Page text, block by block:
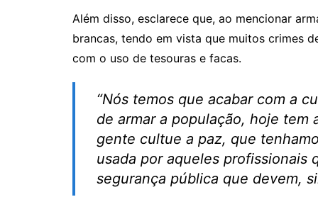
Além disso, esclarece que, ao mencionar
brancas, tendo em vista que muitos crimes
com o uso de tesouras e facas.
“Nós temos que acabar com a
de armar a população, hoje tem
gente cultue a paz, que
usada por aqueles profissionais
segurança pública que devem,